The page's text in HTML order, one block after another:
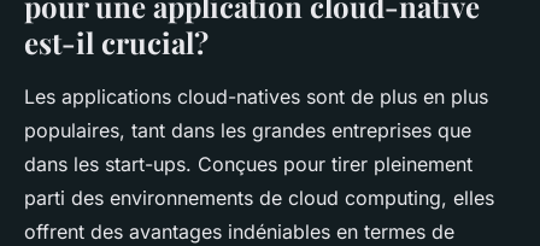
choisir un service de stockage
de données pour une
application cloud-native?
est-il crucial?
Les applications cloud-natives sont de plus en plus
populaires, tant dans les grandes entreprises que
dans les start-ups. Conçues pour tirer pleinement
parti des environnements de cloud computing, elles
offrent des avantages indéniables en termes de